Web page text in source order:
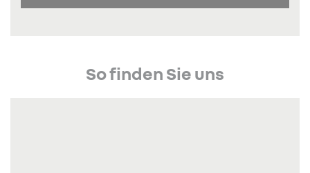
So finden Sie uns